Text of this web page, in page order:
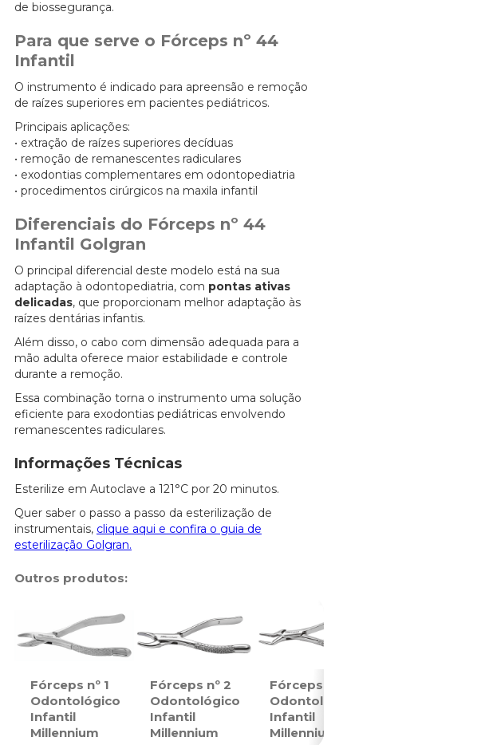
de biossegurança.
Para que serve o Fórceps nº 44
Infantil
O instrumento é indicado para apreensão e remoção
de raízes superiores em pacientes pediátricos.
Principais aplicações:
• extração de raízes superiores decíduas
• remoção de remanescentes radiculares
• exodontias complementares em odontopediatria
• procedimentos cirúrgicos na maxila infantil
Diferenciais do Fórceps nº 44
Infantil Golgran
O principal diferencial deste modelo está na sua
adaptação à odontopediatria, com pontas ativas
delicadas, que proporcionam melhor adaptação às
raízes dentárias infantis.
Além disso, o cabo com dimensão adequada para a
mão adulta oferece maior estabilidade e controle
durante a remoção.
Essa combinação torna o instrumento uma solução
eficiente para exodontias pediátricas envolvendo
remanescentes radiculares.
Informações Técnicas
Esterilize em Autoclave a 121°C por 20 minutos.
Quer saber o passo a passo da esterilização de
instrumentais, clique aqui e confira o guia de
esterilização Golgran.
Outros produtos:
Fórceps nº 1
Odontológico
Infantil
Millennium
Fórceps nº 2
Odontológico
Infantil
Millennium
Fórceps nº 3
Odontológico
Infantil
Millennium